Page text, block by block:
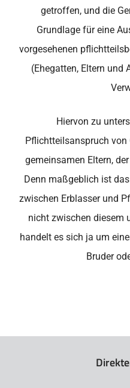
getroffen, und die
Grundlage für eine
vorgesehenen
(Ehegatten, Eltern und
Hiervon zu
Pflichtteilsanspruch von
gemeinsamen Eltern,
Denn maßgeblich ist
zwischen Erblasser und
nicht zwischen diesem
handelt es sich ja um
Bruder